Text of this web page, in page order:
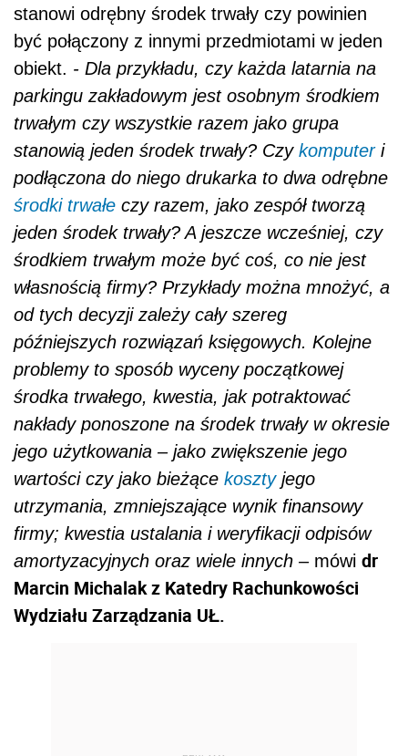
stanowi odrębny środek trwały czy powinien
być połączony z innymi przedmiotami w jeden
obiekt. - Dla przykładu, czy każda latarnia na
parkingu zakładowym jest osobnym środkiem
trwałym czy wszystkie razem jako grupa
stanowią jeden środek trwały? Czy komputeri
podłączona do niego drukarka to dwa odrębne
środki trwałe czy razem, jako zespół tworzą
jeden środek trwały? A jeszcze wcześniej, czy
środkiem trwałym może być coś, co nie jest
własnością firmy? Przykłady można mnożyć, a
od tych decyzji zależy cały szereg
późniejszych rozwiązań księgowych. Kolejne
problemy to sposób wyceny początkowej
środka trwałego, kwestia, jak potraktować
nakłady ponoszone na środek trwały w okresie
jego użytkowania – jako zwiększenie jego
wartości czy jako bieżące kosztyjego
utrzymania, zmniejszające wynik finansowy
firmy; kwestia ustalania i weryfikacji odpisów
amortyzacyjnych oraz wiele innych –mówi dr
Marcin Michalak z Katedry Rachunkowości
Wydziału Zarządzania UŁ.